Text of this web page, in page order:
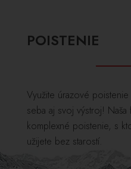
POISTENIE
Využite úrazové
seba aj svoj výstroj! Naša
komplexné poistenie, s
užijete bez starostí.